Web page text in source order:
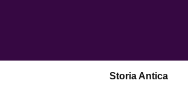
Storia Antica